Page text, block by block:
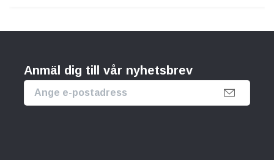
Anmäl dig till vår nyhetsbrev